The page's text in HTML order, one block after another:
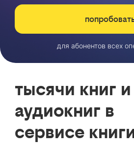
для абонентов всех
тысячи книг и
аудиокниг в
сервисе